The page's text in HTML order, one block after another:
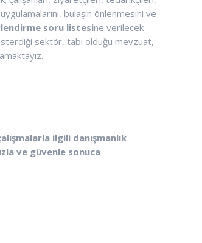
bulaşın önlenmesini ve
soru listesine verilecek
sektör, tabi olduğu mevzuat,
ilgili danışmanlık
ve güvenle sonuca